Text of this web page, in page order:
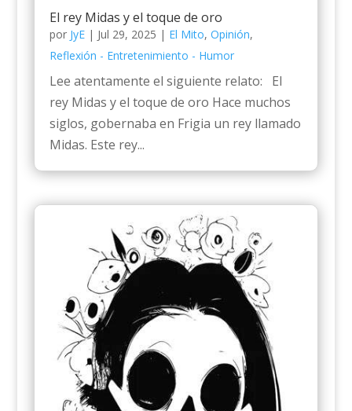
El rey Midas y el toque de oro
por JyE| Jul 29, 2025 | El Mito, Opinión,
Reflexión - Entretenimiento - Humor
Lee atentamente el siguiente relato: El
rey Midas y el toque de oro Hace muchos
siglos, gobernaba en Frigia un rey llamado
Midas. Este rey...